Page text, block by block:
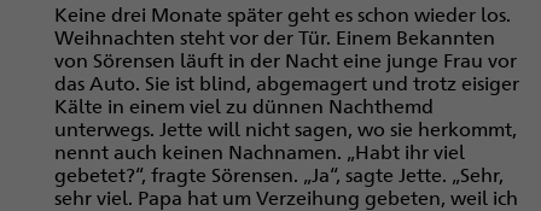
Keine drei Monate später geht es schon wieder los.
Weihnachten steht vor der Tür. Einem Bekannten
von Sörensen läuft in der Nacht eine junge Frau vor
das Auto. Sie ist blind, abgemagert und trotz eisiger
Kälte in einem viel zu dünnen Nachthemd
unterwegs. Jette will nicht sagen, wo sie herkommt,
nennt auch keinen Nachnamen. „Habt ihr viel
gebetet?“, fragte Sörensen. „Ja“, sagte Jette. „Sehr,
sehr viel. Papa hat um Verzeihung gebeten, weil ich